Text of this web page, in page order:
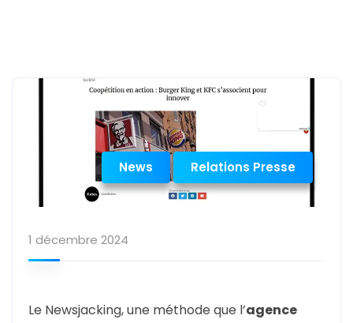
News Relations Presse
1 décembre 2024
Le Newsjacking, une méthode que l’agence